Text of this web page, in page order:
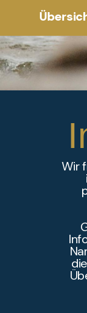
Wir